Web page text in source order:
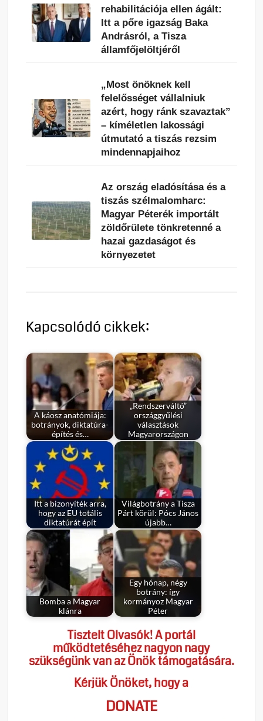
rehabilitációja ellen ágált:
Itt a pőre igazság Baka
Andrásról, a Tisza
államfőjelöltjéről
„Most önöknek kell
felelősséget vállalniuk
azért, hogy ránk szavaztak”
– kíméletlen lakossági
útmutató a tiszás rezsim
mindennapjaihoz
Az ország eladósítása és a
tiszás szélmalomharc:
Magyar Péterék importált
zöldőrülete tönkretenné a
hazai gazdaságot és
környezetet
Kapcsolódó cikkek:
A káosz anatómiája:
botrányok, diktatúra-
építés és…
„Rendszerváltó”
országgyűlési
választások
Magyarországon
Itt a bizonyíték arra,
hogy az EU totális
diktatúrát épít
Világbotrány a Tisza
Párt körül: Pócs János
újabb…
Bomba a Magyar
klánra
Egy hónap, négy
botrány: így
kormányoz Magyar
Péter
Tisztelt Olvasók! A portál
működtetéséhez nagyon nagy
szükségünk van az Önök támogatására.
Kérjük Önöket, hogy a
DONATE